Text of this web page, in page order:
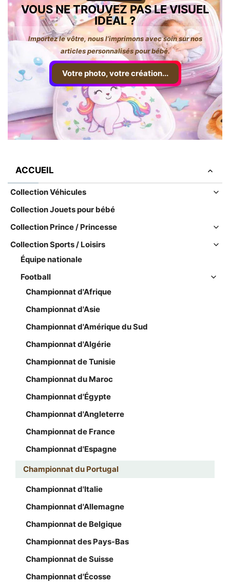
VOUS NE TROUVEZ PAS LE VISUEL
IDÉAL ?
Importez le vôtre, nous l’imprimons avec soin sur nos
articles personnalisés pour bébé.
Votre photo, votre création...
ACCUEIL
Collection Véhicules
Collection Jouets pour bébé
Collection Prince / Princesse
Collection Sports / Loisirs
Équipe nationale
Football
Championnat d'Afrique
Championnat d'Asie
Championnat d'Amérique du Sud
Championnat d'Algérie
Championnat de Tunisie
Championnat du Maroc
Championnat d'Égypte
Championnat d'Angleterre
Championnat de France
Championnat d'Espagne
Championnat du Portugal
Championnat d'Italie
Championnat d'Allemagne
Championnat de Belgique
Championnat des Pays-Bas
Championnat de Suisse
Championnat d'Écosse